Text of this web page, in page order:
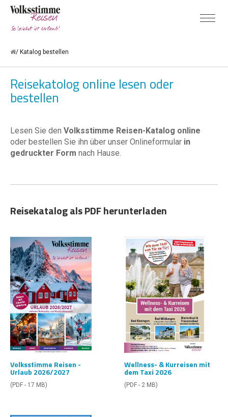
Katalog bestellen
Reisekatolog online lesen oder
bestellen
Lesen Sie den Volksstimme Reisen-Katalog online
oder bestellen Sie ihn über unser Onlineformular in
gedruckter Form nach Hause.
Reisekatalog als PDF herunterladen
Volksstimme Reisen -
Urlaub 2026/2027
(PDF - 17 MB)
Wellness- & Kurreisen mit
dem Taxi 2026
(PDF - 2 MB)